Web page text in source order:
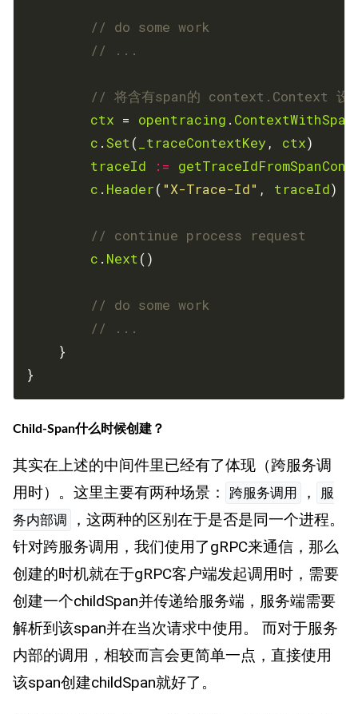
// do some work
// ...
// 将含有span的 context.Context 设
ctx = opentracing . ContextWithSpan
c .Set( _traceContextKey, ctx
traceId
:=
c . Header( "X-Trace-Id" , traceId
// continue process request
c . Next
// do some work
// ...
}
Child-Span什么时候创建？
其实在上述的中间件里已经有了体现（跨服务调
用时）。这里主要有两种场景：
跨服务调用 ，
服
务内部调
，这两种的区别在于是否是同一个进程。
针对跨服务调用，我们使用了gRPC来通信，那么
创建的时机就在于gRPC客户端发起调用时，需要
创建一个childSpan并传递给服务端，服务端需要
解析到该span并在当次请求中使用。 而对于服务
内部的调用，相较而言会更简单一点，直接使用
该span创建childSpan就好了。